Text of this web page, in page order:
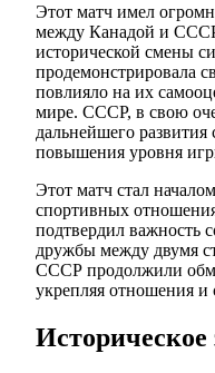
Этот матч имел
между Канадой и
исторической смены
продемонстрировала
повлияло на их
мире. СССР, в свою
дальнейшего
повышения уровня
Этот матч стал
спортивных
подтвердил важность
дружбы между двумя
СССР продолжили
укрепляя отношения
Историческое